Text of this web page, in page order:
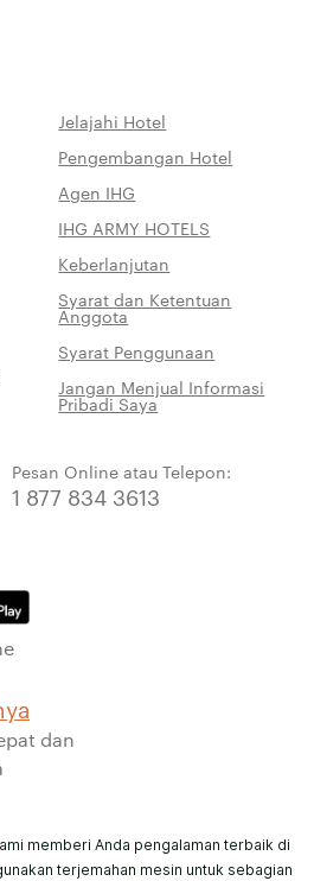
Jelajahi Hotel
Pengembangan Hotel
Agen IHG
IHG ARMY HOTELS
Keberlanjutan
Syarat dan Ketentuan
Anggota
Syarat Penggunaan
Jangan Menjual Informasi
Pribadi Saya
Pesan Online atau Telepon:
1 877 834 3613
dan
memberi Anda pengalaman terbaik di
terjemahan mesin untuk sebagian